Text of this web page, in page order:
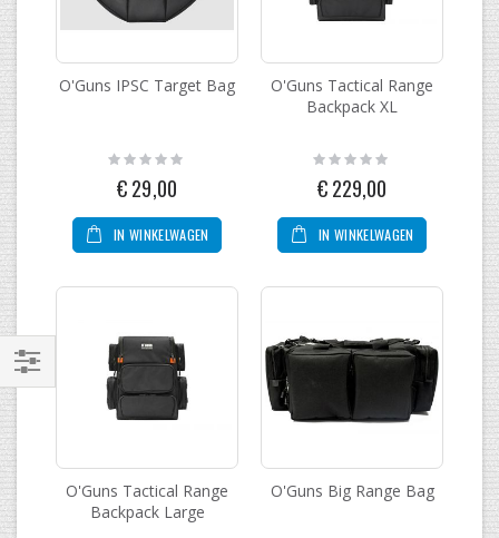
O'Guns IPSC Target Bag
Rating:
0%
€ 29,00
IN WINKELWAGEN
O'Guns Tactical Range
Backpack XL
Rating:
0%
€ 229,00
IN WINKELWAGEN
O'Guns Tactical Range
Backpack Large
O'Guns Big Range Bag
Filteren